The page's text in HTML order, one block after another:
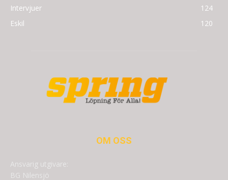
Intervjuer
124
Eskil
120
OM OSS
Ansvarig utgivare:
BG Nilensjö